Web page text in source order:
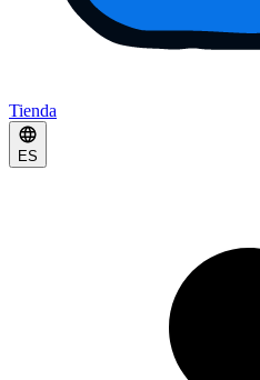
Tienda
ES